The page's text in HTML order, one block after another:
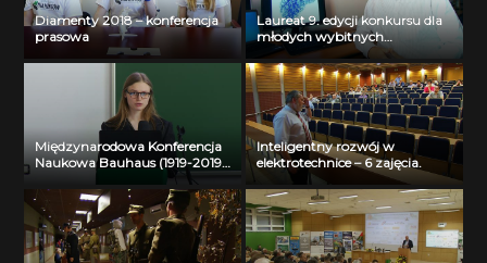
Diamenty 2018 – konferencja
prasowa
Laureat 9. edycji konkursu dla
młodych wybitnych
naukowców- dr inż. Krzysztof
Jurczuk
Międzynarodowa Konferencja
Naukowa Bauhaus (1919-2019)
Past – Present – Future – Liva
Garkaje
Inteligentny rozwój w
elektrotechnice – 6 zajęcia.